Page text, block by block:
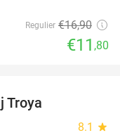
Regulier €16,90
€11 ,80
Troya
8.1 star